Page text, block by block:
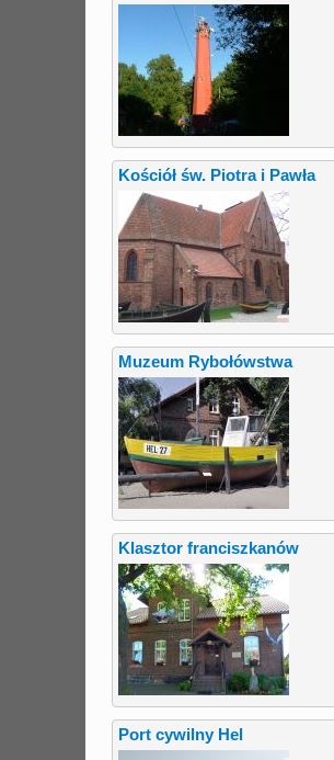
Kościół św. Piotra i Pawła
Muzeum Rybołówstwa
Klasztor franciszkanów
Port cywilny Hel